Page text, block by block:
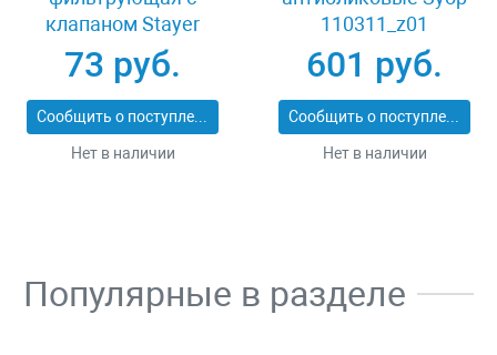
клапаном Stayer
11113-2_z01
73 руб.
Сообщить о поступлении
Нет в наличии
110311_z01
601 руб.
Сообщить о поступлении
Нет в наличии
Популярные в разделе